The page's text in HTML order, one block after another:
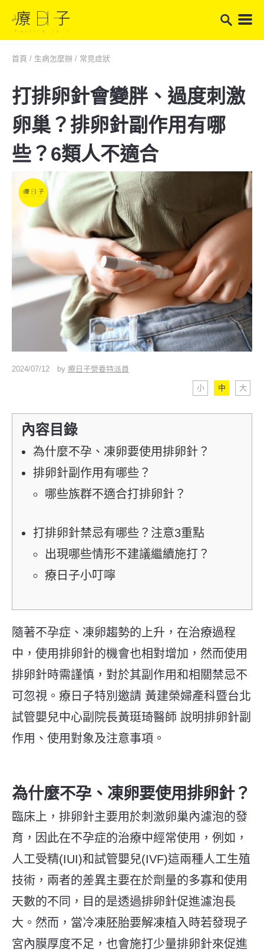
首頁 / 生病怎麼辦 / 常見症狀
打排卵針會變胖、過度刺激
卵巢？排卵針副作用有哪
些？6類人不適合
2024/07/12 by 療日子營養特派員
小 中 大
內容目錄
為什麼不孕、凍卵要使用排卵針？
排卵針副作用有哪些？
哪些族群不適合打排卵針？
打排卵針禁忌有哪些？注意3重點
出現哪些情形不建議繼續施打？
療日子小叮嚀
隨著不孕症、凍卵趨勢的上升，在治療過程
中，使用排卵針的機會也相對增加，然而使用
排卵針時需謹慎，對於其副作用和相關禁忌不
可忽視。療日子特別邀請 黃建榮婦產科暨台北
試管嬰兒中心副院長黃珽琦醫師 說明排卵針副
作用、使用對象及注意事項。
為什麼不孕、凍卵要使用排卵針？
臨床上，排卵針主要用於刺激卵巢內濾泡的發
育，因此在不孕症的治療中經常使用，例如，
人工受精(IUI)和試管嬰兒(IVF)這兩種人工生殖
技術，兩者的差異主要在於劑量的多寡和使用
天數的不同，目的是透過排卵針促進濾泡長
大。然而，當冷凍胚胎要解凍植入時若發現子
宮內膜厚度不足，也會施打少量排卵針來促進